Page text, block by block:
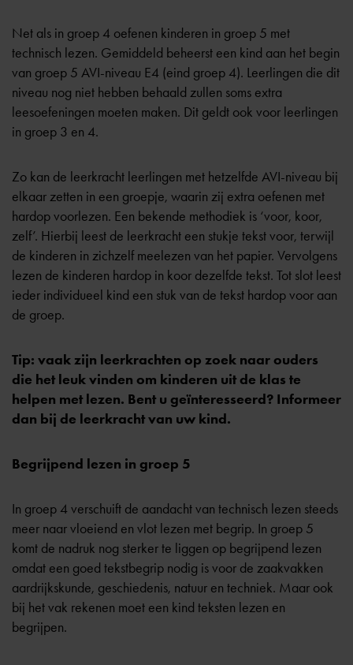
Net als in groep 4 oefenen kinderen in groep 5 met
technisch lezen. Gemiddeld beheerst een kind aan het begin
van groep 5 AVI-niveau E4 (eind groep 4). Leerlingen die dit
niveau nog niet hebben behaald zullen soms extra
leesoefeningen moeten maken. Dit geldt ook voor leerlingen
in groep 3 en 4.
Zo kan de leerkracht leerlingen met hetzelfde AVI-niveau bij
elkaar zetten in een groepje, waarin zij extra oefenen met
hardop voorlezen. Een bekende methodiek is ‘voor, koor,
zelf’. Hierbij leest de leerkracht een stukje tekst voor, terwijl
de kinderen in zichzelf meelezen van het papier. Vervolgens
lezen de kinderen hardop in koor dezelfde tekst. Tot slot leest
ieder individueel kind een stuk van de tekst hardop voor aan
de groep.
Tip: vaak zijn leerkrachten op zoek naar ouders
die het leuk vinden om kinderen uit de klas te
helpen met lezen. Bent u geïnteresseerd? Informeer
dan bij de leerkracht van uw kind.
Begrijpend lezen in groep 5
In groep 4 verschuift de aandacht van technisch lezen steeds
meer naar vloeiend en vlot lezen met begrip. In groep 5
komt de nadruk nog sterker te liggen op begrijpend lezen
omdat een goed tekstbegrip nodig is voor de zaakvakken
aardrijkskunde, geschiedenis, natuur en techniek. Maar ook
bij het vak rekenen moet een kind teksten lezen en
begrijpen.